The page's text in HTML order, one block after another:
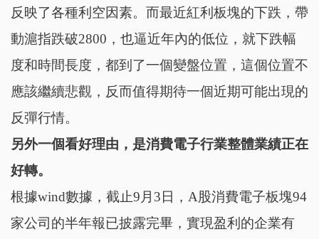
反映了各種利空因素。而最近紅利板塊的下跌，帶
動滬指跌破2800，也逼近年內的低位，就下跌幅
度和時間長度，都到了一個變盤位置，這個位置不
應該繼續悲觀，反而值得期待一個近期可能出現的
反彈行情。
另外一個看好理由，是消費電子行業整體業績正在
好轉。
根據wind數據，截止9月3日，A股消費電子板塊94
家公司的半年報已披露完畢，實現盈利的企業有